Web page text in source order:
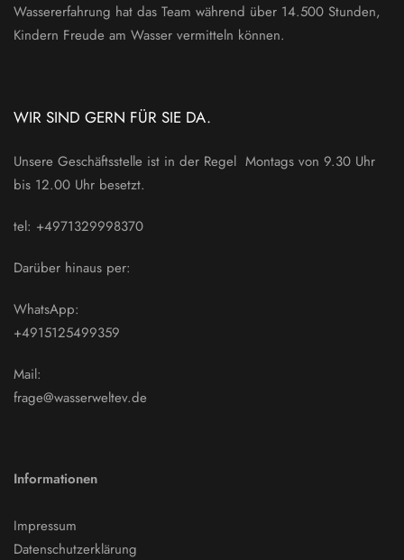
Wassererfahrung hat das Team während über 14.500 Stunden,
Kindern Freude am Wasser vermitteln können.
WIR SIND GERN FÜR SIE DA.
Unsere Geschäftsstelle ist in der Regel Montags von 9.30 Uhr
bis 12.00 Uhr besetzt.
tel: +4971329998370
Darüber hinaus per:
WhatsApp:
+4915125499359
Mail:
frage@wasserweltev.de
Informationen
Impressum
Datenschutzerklärung